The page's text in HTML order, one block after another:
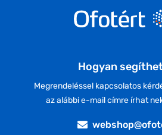
Hogyan
Megrendeléssel kapcsolatos
az alábbi e-mail címre írhat